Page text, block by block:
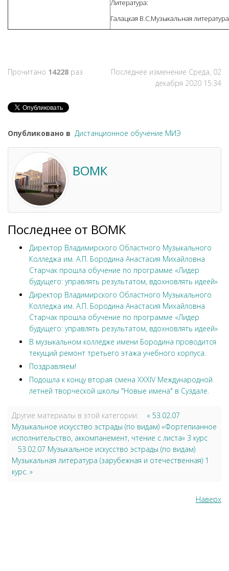
Литература:
Галацкая В.С.Музыкальная
Прочитано 14228 раз
Последнее изменение Среда, 02
декабря 2020 15:34
Опубликовано в Дистанционное обучение МИЭ
ВОМК
Последнее от ВОМК
Директор Владимирского Областного Музыкального
Колледжа им. А.П. Бородина Анастасия Михайловна
Старчак прошла обучение по программе «Лидер
будущего: управлять результатом, вдохновлять идеей»
Директор Владимирского Областного Музыкального
Колледжа им. А.П. Бородина Анастасия Михайловна
Старчак прошла обучение по программе «Лидер
будущего: управлять результатом, вдохновлять идеей»
В музыкальном колледже имени Бородина проводится
текущий ремонт третьего этажа учебного корпуса.
Поздравляем!
Подошла к концу вторая смена XXXIV Международной
летней творческой школы "Новые имена" в Суздале.
Другие материалы в этой категории:
« 53.02.07
Музыкальное искусство эстрады (по видам) «Фортепианное
исполнительство, аккомпанемент, чтение с листа» 3 курс
53.02.07 Музыкальное искусство эстрады (по видам)
Музыкальная литература (зарубежная и отечественная) 1
курс. »
Наверх